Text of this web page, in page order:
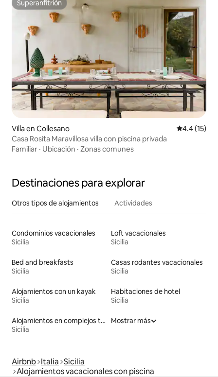
Superanfitrión
Superanfitrión
Villa en Collesano Calificación
4.4 (15)
Casa Rosita Maravillosa villa con piscina privada
Familiar · Ubicación · Zonas comunes
Destinaciones para explorar
Otros tipos de alojamientos Actividades
Condominios vacacionales
Sicilia
Loft vacacionales
Sicilia
Bed and breakfasts
Sicilia
Casas rodantes vacacionales
Sicilia
Alojamientos con un kayak
Sicilia
Habitaciones de hotel
Sicilia
Alojamientos en complejos turísticos
Sicilia
Mostrar más
Airbnb Italia Sicilia
Alojamientos vacacionales con piscina